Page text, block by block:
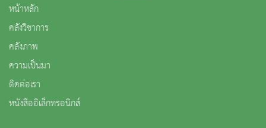
หน้าหลัก
คลังวิชาการ
คลังภาพ
ความเป็นมา
ติดต่อเรา
หนังสืออิเล็กทรอนิกส์